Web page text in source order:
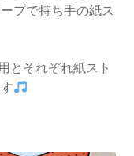
プで持ち手の紙ス
とそれぞれ紙スト